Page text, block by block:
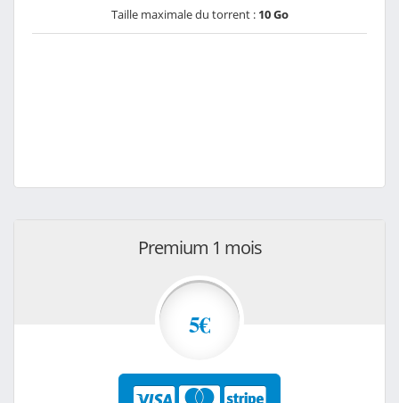
Taille maximale du torrent : 10 Go
Premium 1 mois
5€